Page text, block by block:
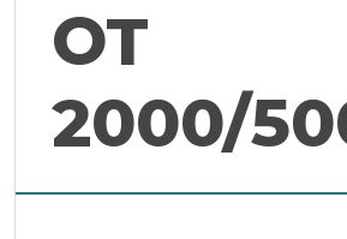
OT
2000/